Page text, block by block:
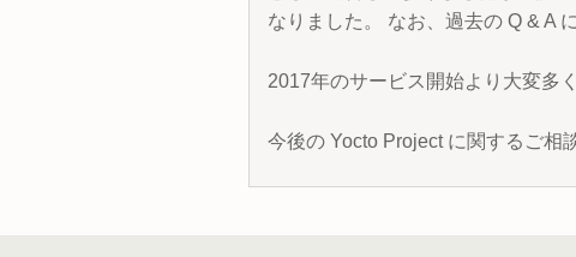
なりました。 なお、過去の Q & A
2017年のサービス開始より大変多
今後の Yocto Project に関するご相